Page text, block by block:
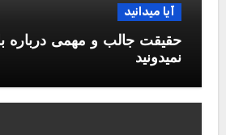
آیا میدانید
حقیقت جالب و مهمی درباره
نمیدونید